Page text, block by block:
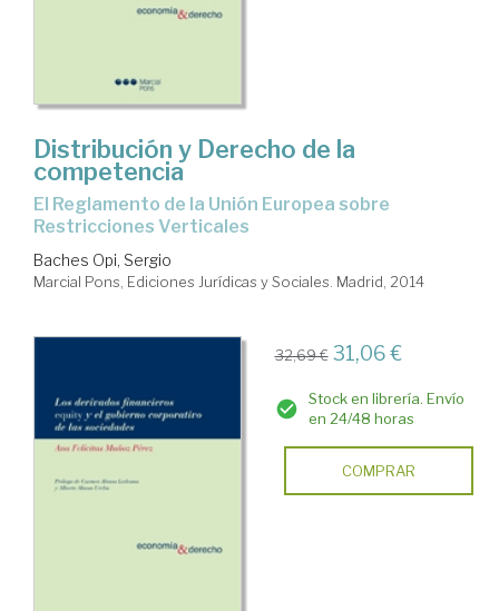
Distribución y Derecho de la
competencia
El Reglamento de la Unión Europea sobre
Restricciones Verticales
Baches Opi, Sergio
Marcial Pons, Ediciones Jurídicas y Sociales. Madrid, 2014
32,69 € 31,06 €
Stock en librería. Envío
en 24/48 horas
COMPRAR